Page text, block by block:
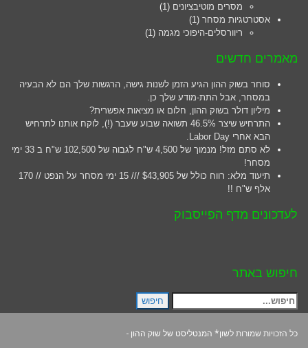
מסרים מוטיבציונים (1)
אסטרטגיות מסחר (1)
ריוורסלים-היפוכי מגמה (1)
מאמרים חדשים
סוחר בשוק ההון הגיע הזמן לשנות גישה, הרגשות שלך הם לא הבעיה
במסחר, אבל התת-מודע שלך כן.
מיליון דולר בשוק ההון, חלום או מציאות אפשרית?
התרחיש שיצר 46.5% תשואה שבוע שעבר (!), לוקח אותנו לתרחיש
הבא אחרי Labor Day.
לא סתם מזל! מנמוך של 4,500 ש"ח לגבוה של 102,500 ש"ח ב 33 ימי
מסחר!
תיעוד מלא: רווח כולל של $43,905 /// 15 ימי מסחר על הנפט // 170
אלף ש"ח !!
לעדכונים מדף הפייסבוק
חיפוש באתר
חיפוש
עבור:
חיפוש
כל הזכויות שמורות לשון* המנטליסט של שוק ההון -